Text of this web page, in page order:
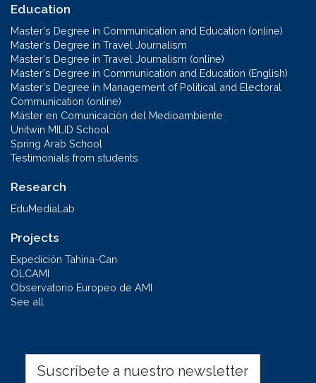
Education
Master's Degree in Communication and Education (online)
Master's Degree in Travel Journalism
Master's Degree in Travel Journalism (online)
Master's Degree in Communication and Education (English)
Master's Degree in Management of Political and Electoral
Communication (online)
Máster en Comunicación del Medioambiente
Unitwin MILID School
Spring Arab School
Testimonials from students
Research
EduMediaLab
Projects
Expedición Tahina-Can
OLCAMI
Observatorio Europeo de AMI
See all
Suscríbete a nuestro newsletter